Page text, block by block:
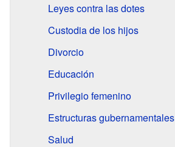
Leyes contra las dotes
Custodia de los hijos
Divorcio
Educación
Privilegio femenino
Estructuras gubernamentales
Salud